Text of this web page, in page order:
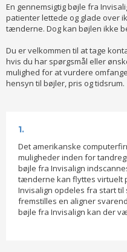
En gennemsigtig bøjle fra
patienter lettede og glade over
tænderne. Dog kan bøjlen ikke
Du er velkommen til at tage
hvis du har spørgsmål eller
mulighed for at vurdere
hensyn til bøjler, pris og tidsrum.
1.​
Det amerikanske
muligheder inden for
bøjle fra Invisalign
tænderne kan flyttes virtuelt
Invisalign opdeles fra start
fremstilles en aligner
bøjle fra Invisalign kan der